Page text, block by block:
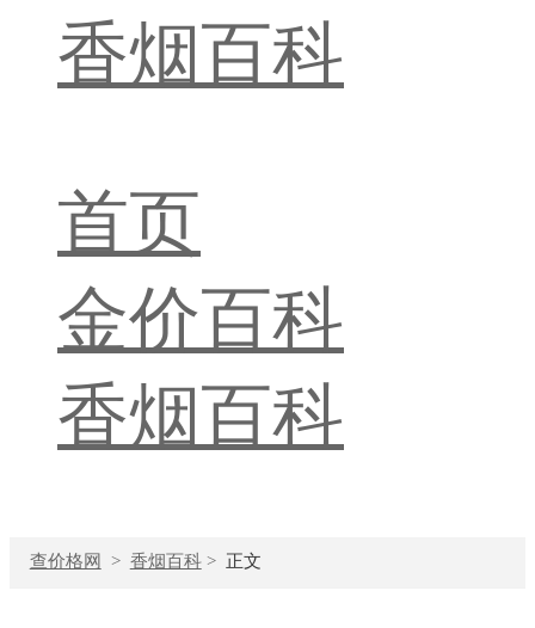
香烟百科
首页
金价百科
香烟百科
查价格网 > 香烟百科> 正文